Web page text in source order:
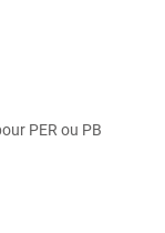
PER ou PB